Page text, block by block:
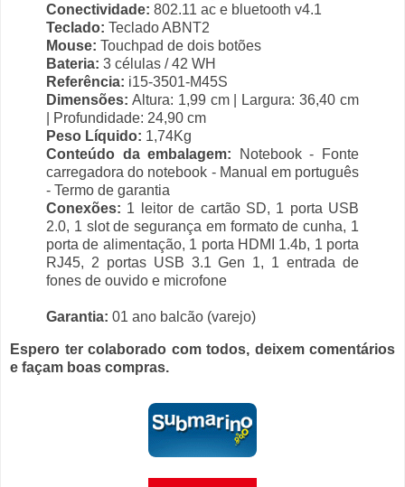
Conectividade: 802.11 ac e bluetooth v4.1
Teclado: Teclado ABNT2
Mouse: Touchpad de dois botões
Bateria: 3 células / 42 WH
Referência: i15-3501-M45S
Dimensões: Altura: 1,99 cm | Largura: 36,40 cm
| Profundidade: 24,90 cm
Peso Líquido: 1,74Kg
Conteúdo da embalagem: Notebook - Fonte
carregadora do notebook - Manual em português
- Termo de garantia
Conexões: 1 leitor de cartão SD, 1 porta USB
2.0, 1 slot de segurança em formato de cunha, 1
porta de alimentação, 1 porta HDMI 1.4b, 1 porta
RJ45, 2 portas USB 3.1 Gen 1, 1 entrada de
fones de ouvido e microfone
Garantia: 01 ano balcão (varejo)
Espero ter colaborado com todos, deixem comentários
e façam boas compras.